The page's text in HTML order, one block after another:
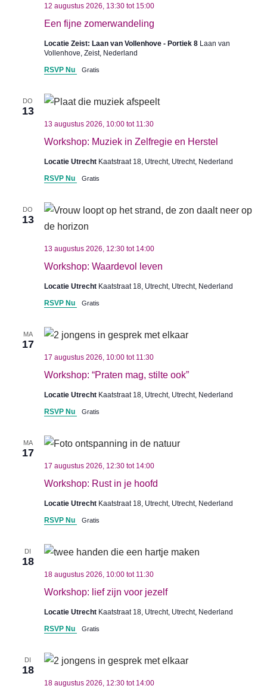
Een fijne zomerwandeling
12 augustus 2026, 13:30tot 15:00
Locatie Zeist: Laan van Vollenhove - Portiek 8 Laan van
Vollenhove, Zeist, Nederland
RSVP Nu
Gratis
DO
13
Workshop: Muziek in Zelfregie en Herstel
13 augustus 2026, 10:00tot 11:30
Locatie Utrecht Kaatstraat 18, Utrecht, Utrecht, Nederland
RSVP Nu
Gratis
DO
13
Workshop: Waardevol leven
13 augustus 2026, 12:30tot 14:00
Locatie Utrecht Kaatstraat 18, Utrecht, Utrecht, Nederland
RSVP Nu
Gratis
MA
17
Workshop: “Praten mag, stilte ook”
17 augustus 2026, 10:00tot 11:30
Locatie Utrecht Kaatstraat 18, Utrecht, Utrecht, Nederland
RSVP Nu
Gratis
MA
17
Workshop: Rust in je hoofd
17 augustus 2026, 12:30tot 14:00
Locatie Utrecht Kaatstraat 18, Utrecht, Utrecht, Nederland
RSVP Nu
Gratis
DI
18
Workshop: lief zijn voor jezelf
18 augustus 2026, 10:00tot 11:30
Locatie Utrecht Kaatstraat 18, Utrecht, Utrecht, Nederland
RSVP Nu
Gratis
DI
18
18 augustus 2026, 12:30tot 14:00